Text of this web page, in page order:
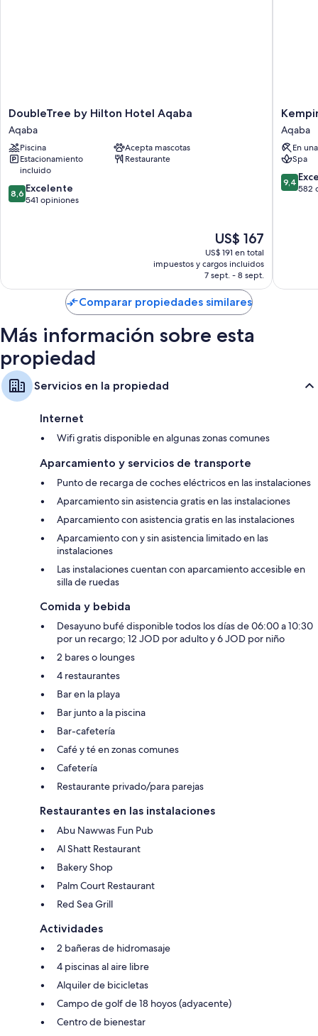
DoubleTree
by
Hilton
Hotel
Aqaba
Aqaba
DoubleTree by Hilton Hotel Aqaba
Aqaba
Piscina
Acepta mascotas
Estacionamiento
incluido
Restaurante
8.6
de
8,6 Excelente
541 opiniones
El
precio
actual
es
de
US$ 167
US$ 167
US$ 191 en total
impuestos y cargos incluidos
7 sept. - 8 sept.
Hotel
Aqaba
Red
Sea
Aqaba
Aqaba
En
Spa
9.4
de
9,4
582
Comparar propiedades similares
Más información sobre esta
propiedad
Servicios en la propiedad
Internet
Wifi gratis disponible en algunas zonas comunes
Aparcamiento y servicios de transporte
Punto de recarga de coches eléctricos en las instalaciones
Aparcamiento sin asistencia gratis en las instalaciones
Aparcamiento con asistencia gratis en las instalaciones
Aparcamiento con y sin asistencia limitado en las
instalaciones
Las instalaciones cuentan con aparcamiento accesible en
silla de ruedas
Comida y bebida
Desayuno bufé disponible todos los días de 06:00 a 10:30
por un recargo; 12 JOD por adulto y 6 JOD por niño
2 bares o lounges
4 restaurantes
Bar en la playa
Bar junto a la piscina
Bar-cafetería
Café y té en zonas comunes
Cafetería
Restaurante privado/para parejas
Restaurantes en las instalaciones
Abu Nawwas Fun Pub
Al Shatt Restaurant
Bakery Shop
Palm Court Restaurant
Red Sea Grill
Actividades
2 bañeras de hidromasaje
4 piscinas al aire libre
Alquiler de bicicletas
Campo de golf de 18 hoyos (adyacente)
Centro de bienestar